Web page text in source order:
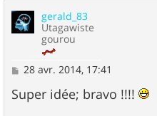
gerald_83
Utagawiste
gourou
M
s
s
28 avr. 2014, 17:41
Super idée; bravo !!!!